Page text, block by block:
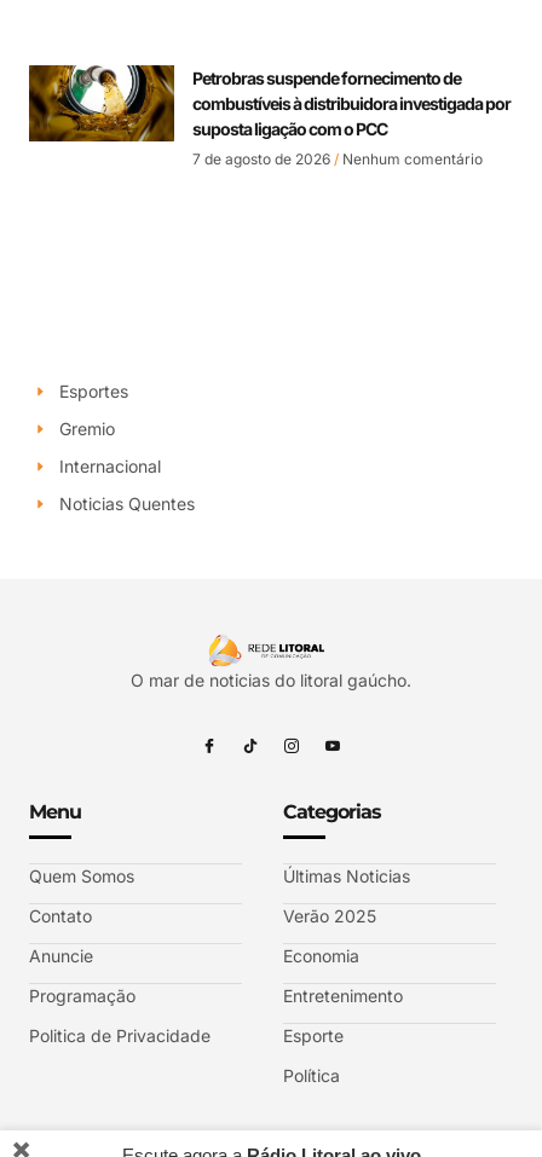
Petrobras suspende fornecimento de
combustíveis à distribuidora investigada por
suposta ligação com o PCC
7 de agosto de 2026 Nenhum comentário
Esportes
Gremio
Internacional
Noticias Quentes
O mar de noticias do litoral gaúcho.
Menu
Quem Somos
Contato
Anuncie
Programação
Politica de Privacidade
✖️
Categorias
Últimas Noticias
Verão 2025
Economia
Entretenimento
Esporte
Política